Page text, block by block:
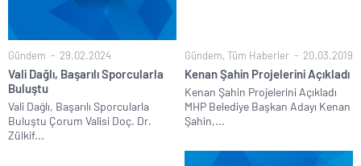
Gündem 29.02.2024
Vali Dağlı, Başarılı Sporcularla
Buluştu
Vali Dağlı, Başarılı Sporcularla
Buluştu Çorum Valisi Doç. Dr.
Zülkif...
Gündem, Tüm Haberler 20.03.2019
Kenan Şahin Projelerini Açıkladı
Kenan Şahin Projelerini Açıkladı
MHP Belediye Başkan Adayı Kenan
Şahin,...